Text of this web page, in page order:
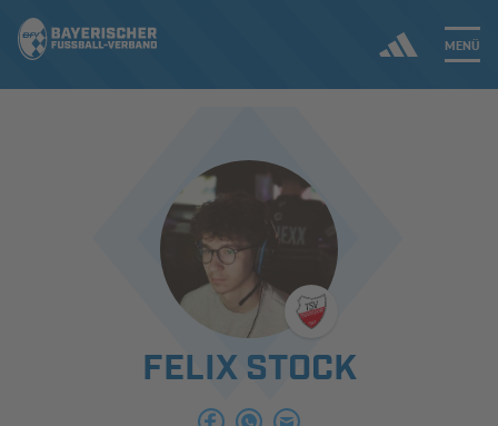
MENÜ
ERGEBNISSE & WETTBEWERBE
SPIELBETRIEB & VERBANDSLEBEN
AUSBILDUNG & FÖRDERUNGFELIX STOCK